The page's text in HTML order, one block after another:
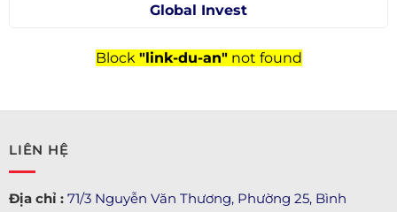
Global Invest
Block "link-du-an"not found
LIÊN HỆ
Địa chỉ : 71/3 Nguyễn Văn Thương, Phường 25, Bình